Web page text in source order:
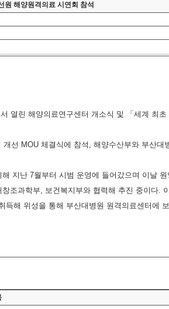
원 해양원격의료 시연회 참석
열린 해양의료연구센터 개소식 및 「세계 최
선 MOU 체결식에 참석, 해양수산부와 부산대
지난 7월부터 시범 운영에 들어갔으며 이날
조과학부, 보건복지부와 협력해 추진 중이다.
해 위성을 통해 부산대병원 원격의료센터에